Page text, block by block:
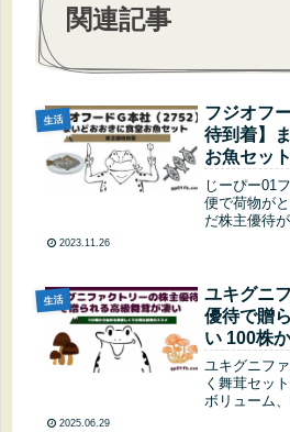
関連記事
生活
フジオフ
待到着】
お魚セッ
じーぴー01
便で荷物が
だ株主優待
Ｇ本社の優
2023.11.26
生活
ユキグニ
優待で贈
い 100株
てお得な
ユキグニフ
く舞茸セッ
ボリューム
2025.06.29